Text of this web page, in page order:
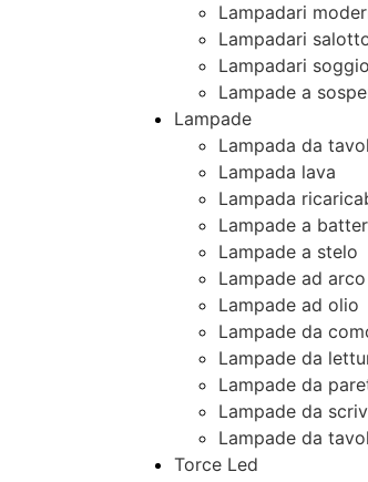
Lampadari
Lampadari
Lampadari
Lampade a
Lampade
Lampada da
Lampada lava
Lampada
Lampade a
Lampade a stelo
Lampade ad arco
Lampade ad olio
Lampade da
Lampade da
Lampade da
Lampade da
Lampade da
Torce Led